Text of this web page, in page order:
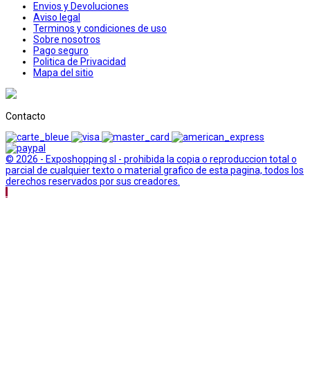
Envios y Devoluciones
Aviso legal
Terminos y condiciones de uso
Sobre nosotros
Pago seguro
Politica de Privacidad
Mapa del sitio
Contacto
© 2026 - Exposhopping sl - prohibida la copia o reproduccion total o
parcial de cualquier texto o material grafico de esta pagina, todos los
derechos reservados por sus creadores.